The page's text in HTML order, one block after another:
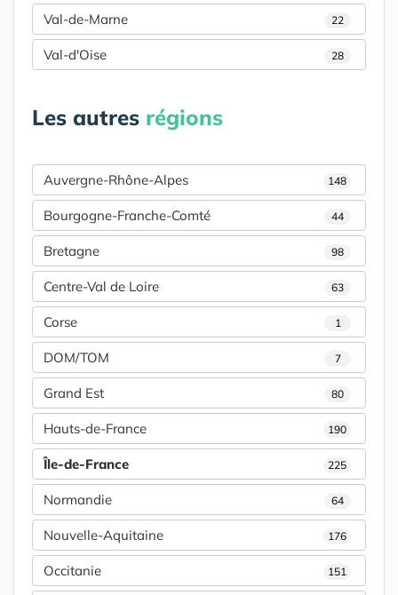
Val-de-Marne 22
Val-d'Oise 28
Les autres régions
Auvergne-Rhône-Alpes 148
Bourgogne-Franche-Comté 44
Bretagne 98
Centre-Val de Loire 63
Corse 1
DOM/TOM 7
Grand Est 80
Hauts-de-France 190
Île-de-France 225
Normandie 64
Nouvelle-Aquitaine 176
Occitanie 151